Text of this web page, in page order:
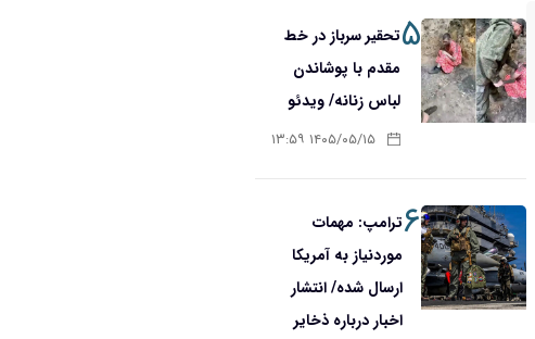
۵تحقیر سرباز در خط
مقدم با پوشاندن
لباس زنانه/ ویدئو
۱۴۰۵/۰۵/۱۵ ۱۳:۵۹
۶ترامپ: مهمات
موردنیاز به آمریکا
ارسال شده/ انتشار
اخبار درباره ذخایر